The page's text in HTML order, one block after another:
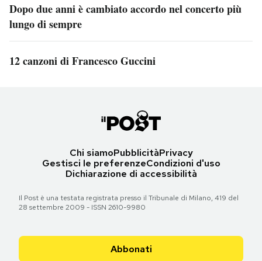
Dopo due anni è cambiato accordo nel concerto più
lungo di sempre
12 canzoni di Francesco Guccini
Chi siamoPubblicitàPrivacy
Gestisci le preferenzeCondizioni d'uso
Dichiarazione di accessibilità
Il Post è una testata registrata presso il Tribunale di Milano, 419 del
28 settembre 2009 - ISSN 2610-9980
Abbonati